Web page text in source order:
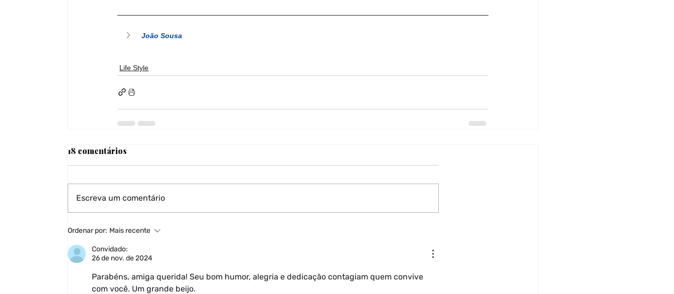
João Sousa
Life Style
18 comentários
Escreva um comentário
Ordenar por: Mais recente
Convidado:
26 de nov. de 2024
Parabéns, amiga querida! Seu bom humor, alegria e dedicação contagiam quem convive
com você. Um grande beijo.